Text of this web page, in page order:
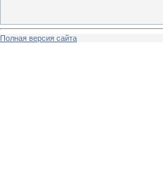
Полная версия сайта